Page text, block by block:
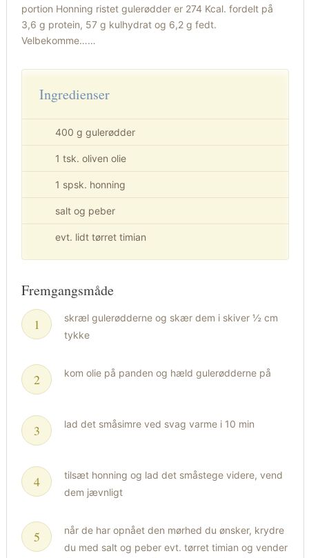
portion Honning ristet gulerødder er 274 Kcal. fordelt på
3,6 g protein, 57 g kulhydrat og 6,2 g fedt.
Velbekomme……
Ingredienser
400 g gulerødder
1 tsk. oliven olie
1 spsk. honning
salt og peber
evt. lidt tørret timian
Fremgangsmåde
skræl gulerødderne og skær dem i skiver ½ cm
tykke
kom olie på panden og hæld gulerødderne på
lad det småsimre ved svag varme i 10 min
tilsæt honning og lad det småstege videre, vend
dem jævnligt
når de har opnået den mørhed du ønsker, krydre
du med salt og peber evt. tørret timian og vender